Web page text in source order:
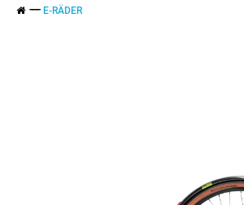
E-RÄDER